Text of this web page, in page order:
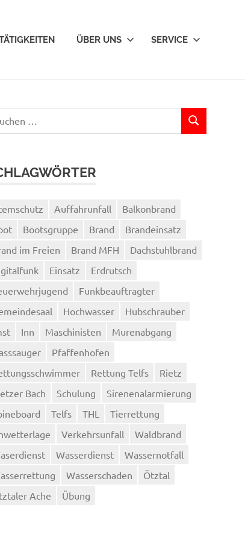
ÜBER UNS SERVICE
SUCHEN
Auffahrunfall
Balkonbrand
Bootsgruppe Brand
Brandeinsatz
im Freien
Brand MFH
Dachstuhlbrand
Einsatz
Erdrutsch
Funkbeauftragter
Hochwasser
Hubschrauber
Inn Maschinisten
Murenabgang
Pfaffenhofen
Rettung Telfs
Rietz
Bach
Schulung
Sirenenalarmierung
Telfs THL
Tierrettung
Verkehrsunfall
Waldbrand
Wasserdienst
Wassernotfall
Wasserschaden
Ötztal
Ache
Übung